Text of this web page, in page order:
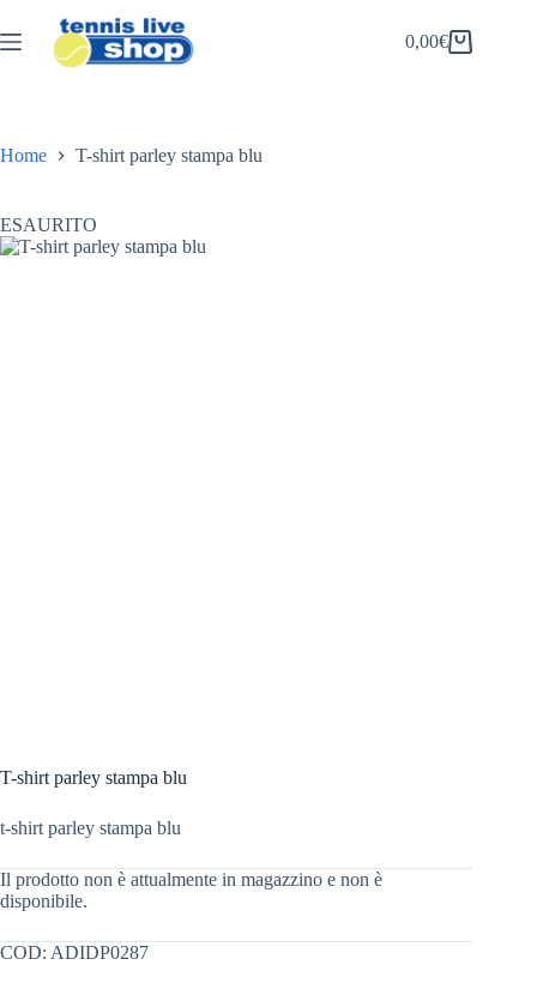
al
contenuto
Carrello
0,00€
Home T-shirt parley stampa blu
ESAURITO
T-shirt parley stampa blu
t-shirt parley stampa blu
Il prodotto non è attualmente in magazzino e non è
disponibile.
COD: ADIDP0287